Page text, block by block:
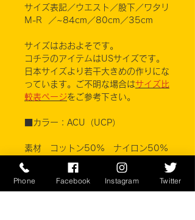
サイズ表記／ウエスト／股下／ワタリ
M-R ／~84cm／80cm／35cm
サイズはおおよそです。
コチラのアイテムはUSサイズです。
日本サイズより若干大きめの作りにな
っています。ご不明な場合はサイズ比
較表ページをご参考下さい。
■カラー：ACU（UCP）
素材 コットン50% ナイロン50%
FOX APPAREL, INC.
※ご注意ください
Phone Facebook Instagram Twitter